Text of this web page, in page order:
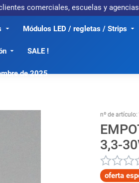
comerciales, escuelas y
Módulos LED / regletas / Strips
SALE !
de 2025
nº de artículo:
3,3-
oferta